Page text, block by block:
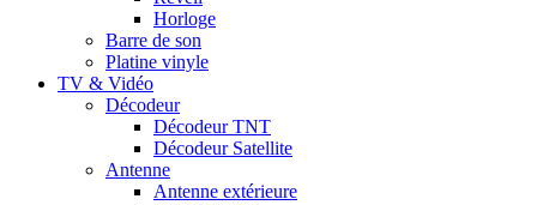
Horloge
Barre de son
Platine vinyle
TV & Vidéo
Décodeur
Décodeur TNT
Décodeur Satellite
Antenne
Antenne extérieure